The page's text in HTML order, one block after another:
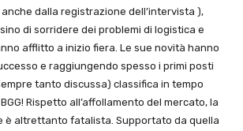
dalla registrazione dell’intervista ),
di sorridere dei problemi di logistica e
afflitto a inizio fiera. Le sue novità hanno
e raggiungendo spesso i primi posti
tanto discussa) classifica in tempo
Rispetto all’affollamento del mercato, la
è altrettanto fatalista. Supportato da quella